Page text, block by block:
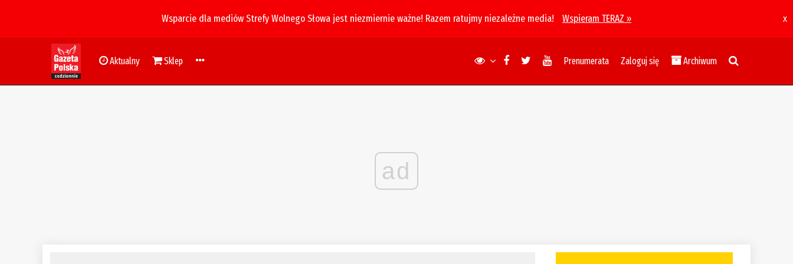
Wsparcie dla mediów Strefy Wolnego Słowa jest niezmiernie ważne! Razem ratujmy niezależne media! Wspieram TERAZ » x
Aktualny Sklep Prenumerata Zaloguj się Archiwum
ad